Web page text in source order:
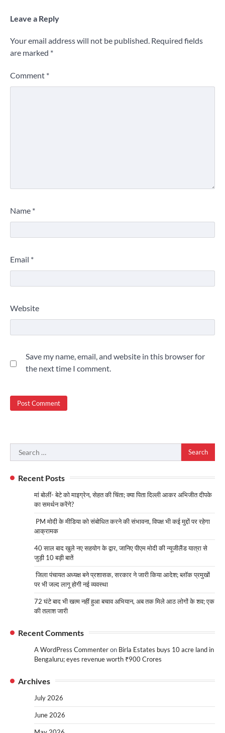
Leave a Reply
Your email address will not be published. Required fields
are marked *
Comment *
Name *
Email *
Website
Save my name, email, and website in this browser for
the next time I comment.
Search
for:
Recent Posts
मां बोलीं- बेटे को माइग्रेन, सेहत की चिंता; क्या पिता दिल्ली आकर अभिजीत दीपके
का समर्थन करेंगे?
PM मोदी के मीडिया को संबोधित करने की संभावना, विपक्ष भी कई मुद्दों पर रहेगा
आक्रामक
40 साल बाद खुले नए सहयोग के द्वार, जानिए पीएम मोदी की न्यूजीलैंड यात्रा से
जुड़ी 10 बड़ी बातें
जिला पंचायत अध्यक्ष बने प्रशासक, सरकार ने जारी किया आदेश; ब्लॉक प्रमुखों
पर भी जल्द लागू होगी नई व्यवस्था
72 घंटे बाद भी खत्म नहीं हुआ बचाव अभियान, अब तक मिले आठ लोगों के शव; एक
की तलाश जारी
Recent Comments
A WordPress Commenteron Birla Estates buys 10 acre land in
Bengaluru; eyes revenue worth ₹900 Crores
Archives
July 2026
June 2026